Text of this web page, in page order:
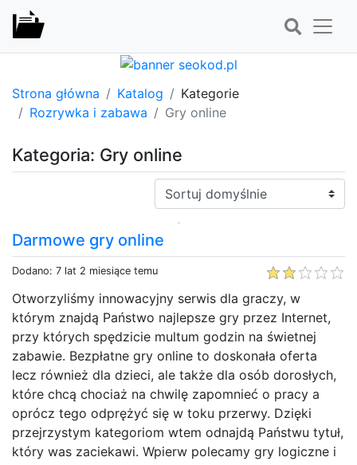
Strona główna Katalog
Kategorie
Rozrywka i zabawa
Gry online
Kategoria: Gry online
Sortuj:
Darmowe gry online
Dodano: 7 lat 2 miesiące temu
Otworzyliśmy innowacyjny serwis dla graczy, w
którym znajdą Państwo najlepsze gry przez Internet,
przy których spędzicie multum godzin na świetnej
zabawie. Bezpłatne gry online to doskonała oferta
lecz również dla dzieci, ale także dla osób dorosłych,
które chcą chociaż na chwilę zapomnieć o pracy a
oprócz tego odprężyć się w toku przerwy. Dzięki
przejrzystym kategoriom wtem odnajdą Państwu tytuł,
który was zaciekawi. Wpierw polecamy gry logiczne i